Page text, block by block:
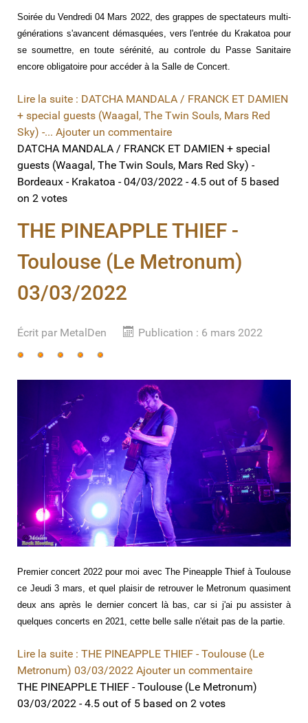
Soirée du Vendredi 04 Mars 2022, des grappes de spectateurs multi-
générations s'avancent démasquées, vers l'entrée du Krakatoa pour
se soumettre, en toute sérénité, au controle du Passe Sanitaire
encore obligatoire pour accéder à la Salle de Concert.
Lire la suite : DATCHA MANDALA / FRANCK ET DAMIEN
+ special guests (Waagal, The Twin Souls, Mars Red
Sky) -... Ajouter un commentaire
DATCHA MANDALA / FRANCK ET DAMIEN + special
guests (Waagal, The Twin Souls, Mars Red Sky) -
Bordeaux - Krakatoa - 04/03/2022 -4.5 out of 5 based
on 2 votes
THE PINEAPPLE THIEF -
Toulouse (Le Metronum)
03/03/2022
Écrit par MetalDen
Publication : 6 mars 2022
Vote
Premier concert 2022 pour moi avec The Pineapple Thief à Toulouse
ce Jeudi 3 mars, et quel plaisir de retrouver le Metronum quasiment
deux ans après le dernier concert là bas, car si j'ai pu assister à
quelques concerts en 2021, cette belle salle n'était pas de la partie.
Lire la suite : THE PINEAPPLE THIEF - Toulouse (Le
Metronum) 03/03/2022 Ajouter un commentaire
THE PINEAPPLE THIEF - Toulouse (Le Metronum)
03/03/2022 -4.5 out of 5 based on 2 votes